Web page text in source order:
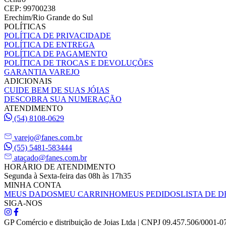
CEP: 99700238
Erechim/Rio Grande do Sul
POLÍTICAS
POLÍTICA DE PRIVACIDADE
POLÍTICA DE ENTREGA
POLÍTICA DE PAGAMENTO
POLÍTICA DE TROCAS E DEVOLUÇÕES
GARANTIA VAREJO
ADICIONAIS
CUIDE BEM DE SUAS JÓIAS
DESCOBRA SUA NUMERAÇÃO
ATENDIMENTO
(54) 8108-0629
varejo@fanes.com.br
(55) 5481-583444
atacado@fanes.com.br
HORÁRIO DE ATENDIMENTO
Segunda à Sexta-feira das 08h às 17h35
MINHA CONTA
MEUS DADOSMEU CARRINHOMEUS PEDIDOSLISTA DE
SIGA-NOS
GP Comércio e distribuição de Joias Ltda | CNPJ 09.457.506/0001-